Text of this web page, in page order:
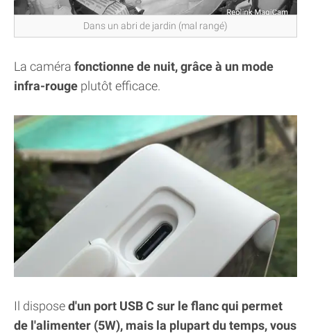
Dans un abri de jardin (mal rangé)
La caméra fonctionne de nuit, grâce à un mode
infra-rouge plutôt efficace.
Il disposed'un port USB C sur le flanc qui permet
de l'alimenter (5W), mais la plupart du temps, vous